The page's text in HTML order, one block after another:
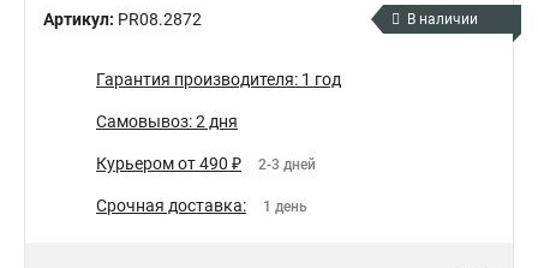
Артикул: PR08.2872 В наличии
Гарантия производителя: 1 год
Самовывоз: 2 дня
Курьером от 490 ₽ 2-3 дней
Срочная доставка: 1 день